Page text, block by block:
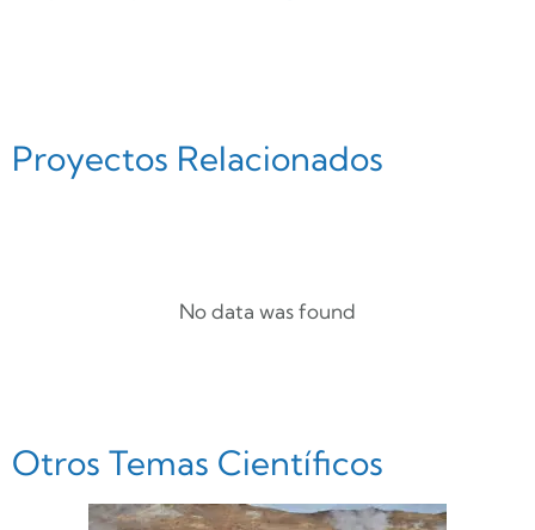
Proyectos Relacionados
No data was found
Otros Temas Científicos